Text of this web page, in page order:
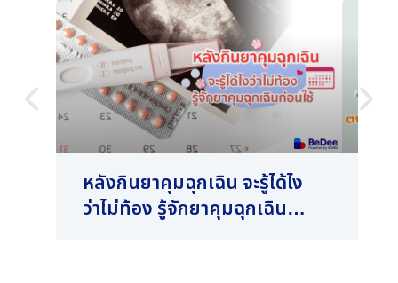
หลังกินยาคุมฉุกเฉิน จะรู้ได้ไง
ว่าไม่ท้อง รู้จักยาคุมฉุกเฉิน